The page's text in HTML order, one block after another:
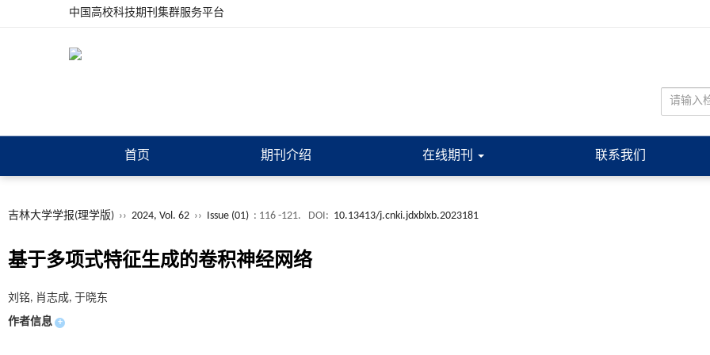
中国高校科技期刊集群服务平台
首页 期刊介绍 在线期刊 联系我们
吉林大学学报(理学版) ›› 2024, Vol. 62 ›› Issue (01) : 116 -121. DOI: 10.13413/j.cnki.jdxblxb.2023181
基于多项式特征生成的卷积神经网络
刘铭, 肖志成, 于晓东
作者信息 +